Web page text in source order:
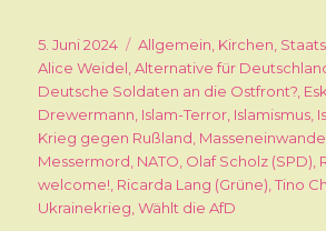
Veröffentlicht
am
5. Juni 2024 Kategorien
Allgemein, Kirchen,
Alice Weidel,Alternative für
Deutsche Soldaten an die Ostfront?,
Drewermann, Islam-Terror, Islamismus,
Krieg gegen Rußland,
Messermord, NATO, Olaf Scholz (SPD),
welcome!, Ricarda Lang (Grüne),Tino
Ukrainekrieg,Wählt die AfD